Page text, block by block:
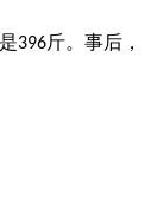
396斤。事后，